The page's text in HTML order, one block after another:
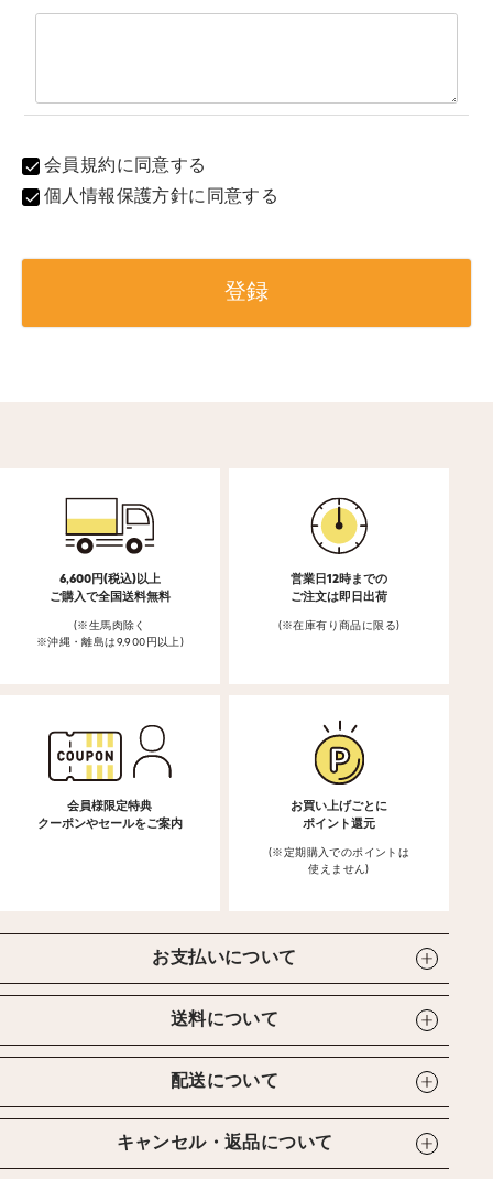
会員規約に同意する
個人情報保護方針に同意する
登録
6,600円(税込)以上
ご購入で全国送料無料
(※生馬肉除く
※沖縄・離島は9,900円以上)
営業日12時までの
ご注文は即日出荷
(※在庫有り商品に限る)
会員様限定特典
クーポンやセールをご案内
お買い上げごとに
ポイント還元
(※定期購入でのポイントは
使えません)
お支払いについて
送料について
配送について
キャンセル・返品について